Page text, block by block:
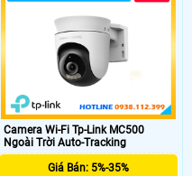
Camera Wi-Fi Tp-Link MC500
Ngoài Trời Auto-Tracking
Giá Bán: 5%-35%